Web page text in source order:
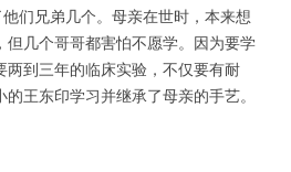
们兄弟几个。母亲在世时，本来想
但几个哥哥都害怕不愿学。因为要学
两到三年的临床实验，不仅要有耐
王东印学习并继承了母亲的手艺。